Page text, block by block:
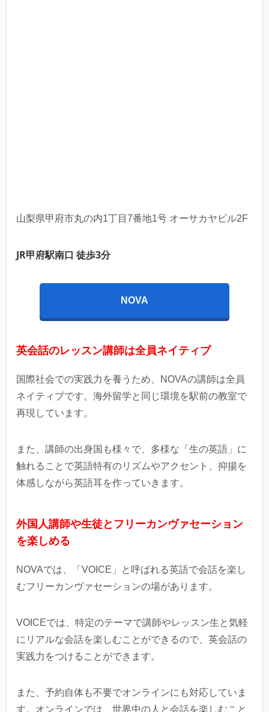
山梨県甲府市丸の内1丁目7番地1号 オーサカヤビル2F
JR甲府駅南口 徒歩3分
NOVA
英会話のレッスン講師は全員ネイティブ
国際社会での実践力を養うため、NOVAの講師は全員
ネイティブです。海外留学と同じ環境を駅前の教室で
再現しています。
また、講師の出身国も様々で、多様な「生の英語」に
触れることで英語特有のリズムやアクセント、抑揚を
体感しながら英語耳を作っていきます。
外国人講師や生徒とフリーカンヴァセーション
を楽しめる
NOVAでは、「VOICE」
と呼ばれる英語で会話を楽し
むフリーカンヴァセーションの場があります。
VOICEでは、特定のテーマで講師やレッスン生と気軽
にリアルな会話を楽しむことができるので、英会話の
実践力をつけることができます。
また、予約自体も不要でオンラインにも対応していま
す。オンラインでは、世界中の人と会話を楽しむこと